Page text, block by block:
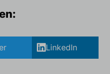
LinkedIn